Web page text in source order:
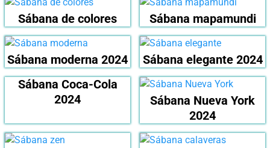
Sábana de colores Sábana mapamundi
Sábana moderna 2024
Sábana elegante 2024
Sábana Coca-Cola
2024
Sábana Nueva York
2024